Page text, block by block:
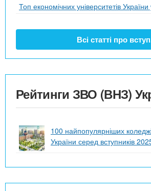
Топ економічних університетів
Всі статті про
Рейтинги ЗВО (ВНЗ)
100 найпопулярніших
України серед вступників